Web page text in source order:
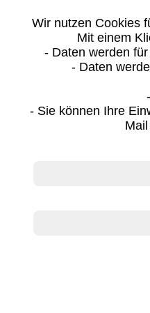
Daten
Eine Weitergabe
Wir nutzen Cookies
Mit einem
- Daten werden
- Daten
- Sie können Ihre